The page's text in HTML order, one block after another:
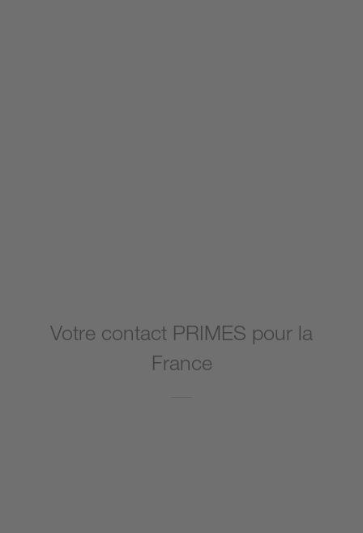
Votre contact PRIMES pour la
France